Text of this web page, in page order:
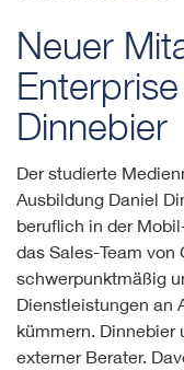
Neuer
Dinnebier
Der studierte
Ausbildung Daniel
beruflich in der
das Sales-Team von
schwerpunktmäßig
Dienstleistungen an
kümmern. Dinnebier
externer Berater.